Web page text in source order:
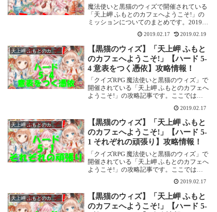
魔法使いと黒猫のウィズで開催されている
「天上岬 ふもとのカフェへようこそ!」の
ミッションについてのまとめです。2019年
加されました。「天上岬 ふもとのカフェへ
ようこそ!」ミッションボス精霊を最終進
化...
2019.02.17 2019.02.19
天上岬 ふもとのカフェへようこそ!
【黒猫のウィズ】「天上岬 ふもと
のカフェへようこそ!」【ハード 5-
4 意表をつく憑依】攻略情報！
「クイズRPG 魔法使いと黒猫のウィズ」で
開催されている「天上岬 ふもとのカフェへ
ようこそ!」の攻略記事です。ここでは
す。天上岬 ふもとのカフェへようこそ!
【ハード 5-4 意表をつく憑依】基本情...
2019.02.17
天上岬 ふもとのカフェへようこそ!
【黒猫のウィズ】「天上岬 ふもと
のカフェへようこそ!」【ハード 5-
1 それぞれの頑張り】攻略情報！
「クイズRPG 魔法使いと黒猫のウィズ」で
開催されている「天上岬 ふもとのカフェへ
ようこそ!」の攻略記事です。ここでは
ます。天上岬 ふもとのカフェへようこそ!
【ハード 5-1 それぞれの頑張り】基...
2019.02.17
天上岬 ふもとのカフェへようこそ!
【黒猫のウィズ】「天上岬 ふもと
のカフェへようこそ!」【ハード 5-